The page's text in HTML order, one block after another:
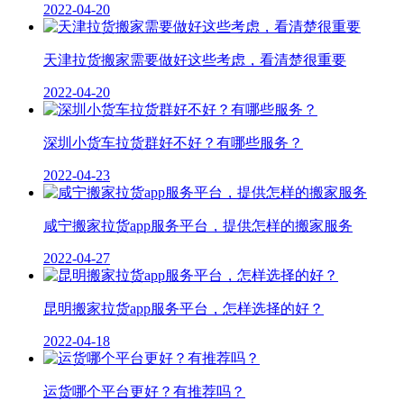
2022-04-20
天津拉货搬家需要做好这些考虑，看清楚很重要
2022-04-20
深圳小货车拉货群好不好？有哪些服务？
2022-04-23
咸宁搬家拉货app服务平台，提供怎样的搬家服务
2022-04-27
昆明搬家拉货app服务平台，怎样选择的好？
2022-04-18
运货哪个平台更好？有推荐吗？